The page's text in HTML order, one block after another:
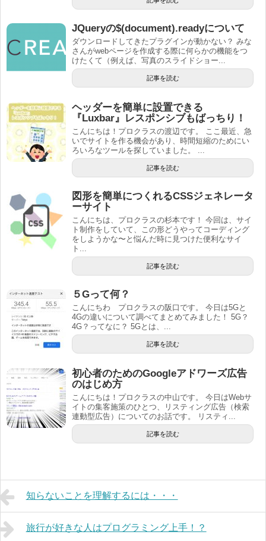
JQueryの$(document).readyについて
ダウンロードしてきたプラグインが動かない？ みな
さんがwebページを作成する際に何らかの機能をつ
けたくて（例えば、写真のスライドショー...
記事を読む
ヘッダーを簡単に設置できる
『Luxbar』レスポンシブもばっちり！
こんにちは！プロクラスの渡辺です。 ここ最近、急
いでサイトを作る機会があり、時間短縮のためにい
ろいろなツールを探していました。 ...
記事を読む
図形を簡単につくれるCSSジェネレータ
ーサイト
こんにちは、プロクラスの杉本です！ 今回は、サイ
ト制作をしていて、この形どうやってコーディング
をしようかな〜と悩んだ時に見つけた便利なサイ
ト...
記事を読む
５Gって何？
こんにちわ プロクラスの阪口です。 今日は5Gと
4Gの違いについて調べてまとめてみました！ 5G？
4G？ってなに？ 5Gとは、...
記事を読む
初心者のためのGoogleアドワーズ広告
のはじめ方
こんにちは！プロクラスの中山です。 今日はWebサ
イトの集客施策のひとつ、リスティング広告（検索
連動型広告）についてのお話です。 リスティ...
記事を読む
知らないことを理解するには・・・
旅行が好きな人はプログラミング上手！？